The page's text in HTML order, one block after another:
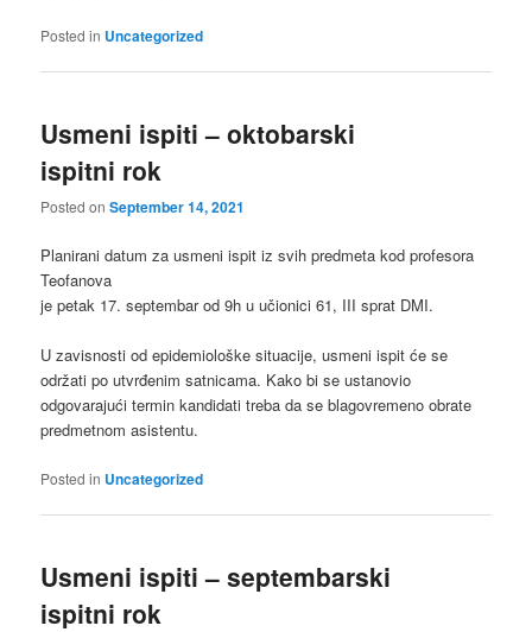
Posted in Uncategorized
Usmeni ispiti – oktobarski
ispitni rok
Posted onSeptember 14, 2021
Planirani datum za usmeni ispit iz svih predmeta kod profesora
Teofanova
je petak 17. septembar od 9h u učionici 61, III sprat DMI.
U zavisnosti od epidemiološke situacije, usmeni ispit će se
održati po utvrđenim satnicama. Kako bi se ustanovio
odgovarajući termin kandidati treba da se blagovremeno obrate
predmetnom asistentu.
Posted in Uncategorized
Usmeni ispiti – septembarski
ispitni rok